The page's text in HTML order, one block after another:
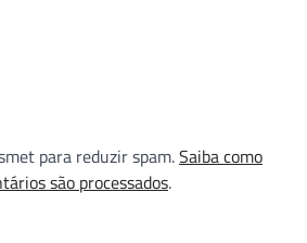
para reduzir spam.Saiba como
são processados.